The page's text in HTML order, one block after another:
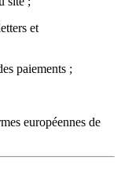
et
paiements ;
européennes de